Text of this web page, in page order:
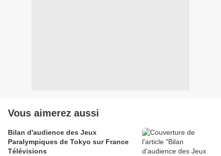
Vous aimerez aussi
Bilan d'audience des Jeux
Paralympiques de Tokyo sur France
Télévisions